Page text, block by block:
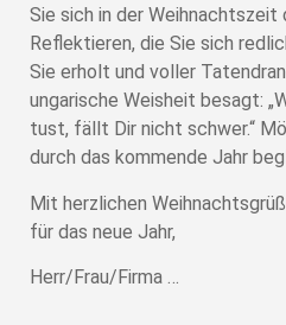
Sie sich in der Weihnachtszeit
Reflektieren, die Sie sich
Sie erholt und voller
ungarische Weisheit besagt:
tust, fällt Dir nicht schwer.“
durch das kommende Jahr
Mit herzlichen
für das neue Jahr,
Herr/Frau/Firma …